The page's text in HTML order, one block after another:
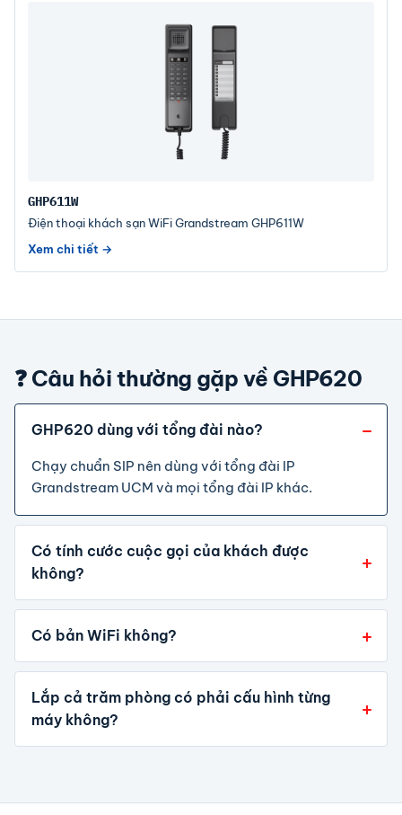
GHP611W
Điện thoại khách sạn WiFi Grandstream GHP611W
Xem chi tiết →
❓ Câu hỏi thường gặp về GHP620
GHP620 dùng với tổng đài nào?
Chạy chuẩn SIP nên dùng với tổng đài IP
Grandstream UCM và mọi tổng đài IP khác.
Có tính cước cuộc gọi của khách được
không?
Có bản WiFi không?
Lắp cả trăm phòng có phải cấu hình từng
máy không?